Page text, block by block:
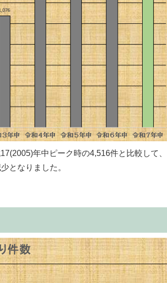
年中ピーク時の4,516件と比較して、
となりました。